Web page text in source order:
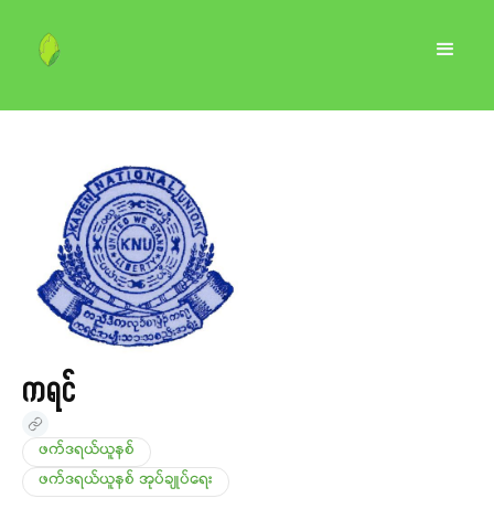
ကရင်
ဖက်ဒရယ်ယူနစ်
ဖက်ဒရယ်ယူနစ် အုပ်ချုပ်ရေး